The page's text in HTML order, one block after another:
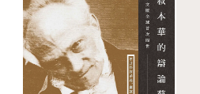
及其中英文譯本
1915）與〈儒教與道教〉（1
教》（1920）英、中譯本目